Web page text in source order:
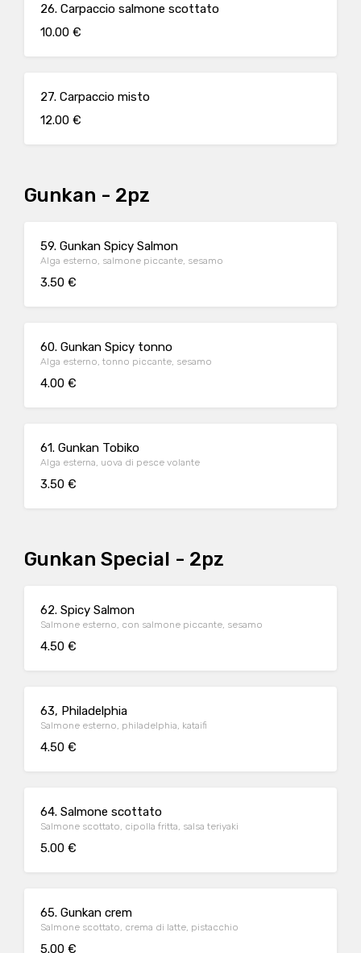
26. Carpaccio salmone scottato
10.00 €
27. Carpaccio misto
12.00 €
Gunkan - 2pz
59. Gunkan Spicy Salmon
Alga esterno, salmone piccante, sesamo
3.50 €
60. Gunkan Spicy tonno
Alga esterno, tonno piccante, sesamo
4.00 €
61. Gunkan Tobiko
Alga esterna, uova di pesce volante
3.50 €
Gunkan Special - 2pz
62. Spicy Salmon
Salmone esterno, con salmone piccante, sesamo
4.50 €
63, Philadelphia
Salmone esterno, philadelphia, kataifi
4.50 €
64. Salmone scottato
Salmone scottato, cipolla fritta, salsa teriyaki
5.00 €
65. Gunkan crem
Salmone scottato, crema di latte, pistacchio
5.00 €